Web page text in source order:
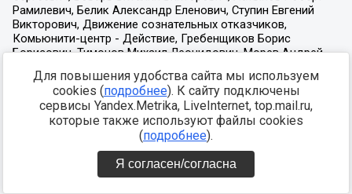
Для повышения удобства сайта мы используем
cookies (подробнее). К сайту подключены
сервисы Yandex.Metrika, LiveInternet, top.mail.ru,
которые также используют файлы cookies
(подробнее).
Я согласен/согласна